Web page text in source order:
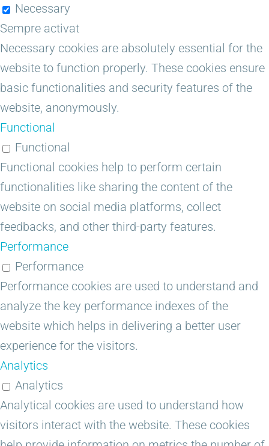
Necessary
Sempre activat
Necessary cookies are absolutely essential for the
website to function properly. These cookies ensure
basic functionalities and security features of the
website, anonymously.
Functional
Functional
Functional cookies help to perform certain
functionalities like sharing the content of the
website on social media platforms, collect
feedbacks, and other third-party features.
Performance
Performance
Performance cookies are used to understand and
analyze the key performance indexes of the
website which helps in delivering a better user
experience for the visitors.
Analytics
Analytics
Analytical cookies are used to understand how
visitors interact with the website. These cookies